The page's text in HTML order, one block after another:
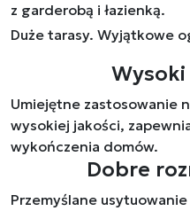
z garderobą i łazienką.
Duże tarasy. Wyjątkowe
Umiejętne zastosowanie
wysokiej jakości,
wykończenia domów.
Dobre
Przemyślane